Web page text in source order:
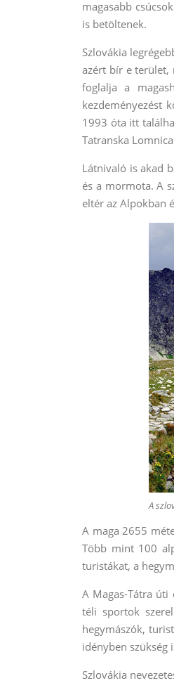
magasabb
is betöltenek.
Szlovákia
azért bír e terület,
foglalja a
kezdeményezést
1993 óta itt
Tatranska
Látnivaló is akad
és a mormota. A
eltér az Alpokban
A
A maga 2655
Több mint 100
turistákat, a
A Magas-Tátra úti
téli sportok
hegymászók,
idényben szükség
Szlovákia